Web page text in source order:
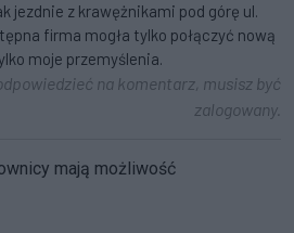
jezdnie z krawężnikami pod górę ul.
firma mogła tylko połączyć nową
moje przemyślenia.
na komentarz, musisz być
zalogowany.
mają możliwość